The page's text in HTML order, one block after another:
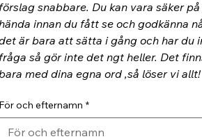
snabbare. Du kan vara säker
innan du fått se och godkänna
är bara att sätta i gång och har du
så gör inte det ngt heller. Det
med dina egna ord ,så löser vi allt!
och efternamn *